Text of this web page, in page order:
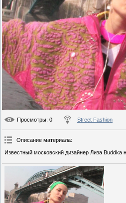
Просмотры: 0 Street Fashion
Описание материала:
Известный московский дизайнер Лиза Buddka